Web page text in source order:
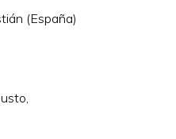
(España)